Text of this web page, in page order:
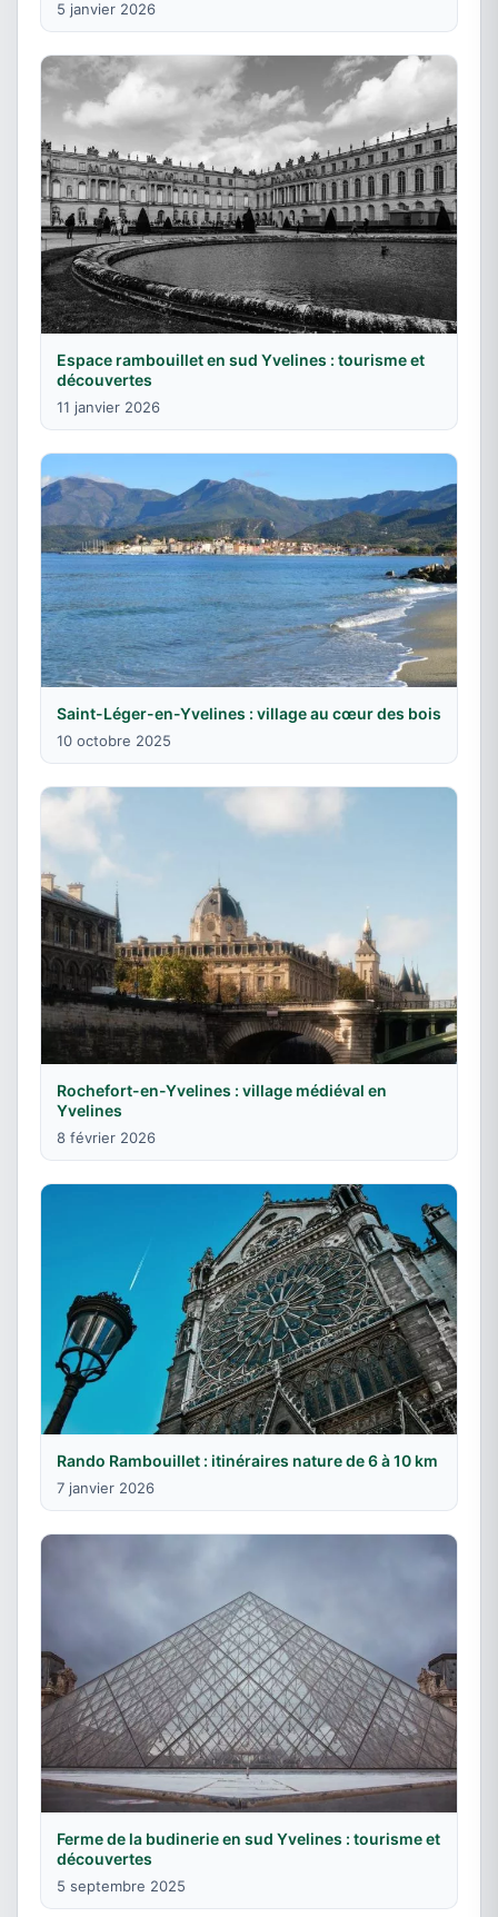
5 janvier 2026
Espace rambouillet en sud Yvelines : tourisme et
découvertes
11 janvier 2026
Saint-Léger-en-Yvelines : village au cœur des bois
10 octobre 2025
Rochefort-en-Yvelines : village médiéval en
Yvelines
8 février 2026
Rando Rambouillet : itinéraires nature de 6 à 10 km
7 janvier 2026
Ferme de la budinerie en sud Yvelines : tourisme et
découvertes
5 septembre 2025